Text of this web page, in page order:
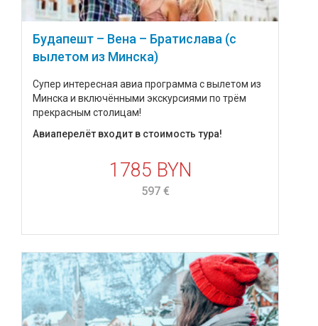
Будапешт – Вена – Братислава (с
вылетом из Минска)
Супер интересная авиа программа с вылетом из
Минска и включёнными экскурсиями по трём
прекрасным столицам!
Авиаперелёт входит в стоимость тура!
1785 BYN
597 €